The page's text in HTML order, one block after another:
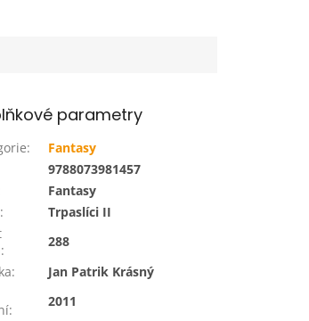
parametry
:
Fantasy
9788073981457
Fantasy
:
Trpaslíci II
:
288
:
Jan Patrik Krásný
:
2011